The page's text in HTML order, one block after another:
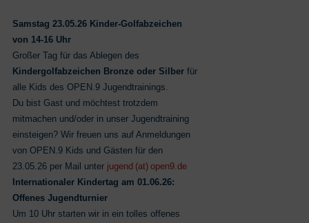
Samstag 23.05.26 Kinder-Golfabzeichen
von 14-16 Uhr
Großer Tag für das Ablegen des
Kindergolfabzeichen Bronze oder Silberfür
alle Kids des OPEN.9 Jugendtrainings.
Du bist Gast und möchtest trotzdem
mitmachen und/oder in unser Jugendtraining
einsteigen? Wir freuen uns auf Anmeldungen
von OPEN.9 Kids und Gästen für den
23.05.26 per Mail unter jugend (at) open9.de
Internationaler Kindertag am 01.06.26:
Offenes Jugendturnier
Um 10 Uhr starten wir in ein tolles offenes